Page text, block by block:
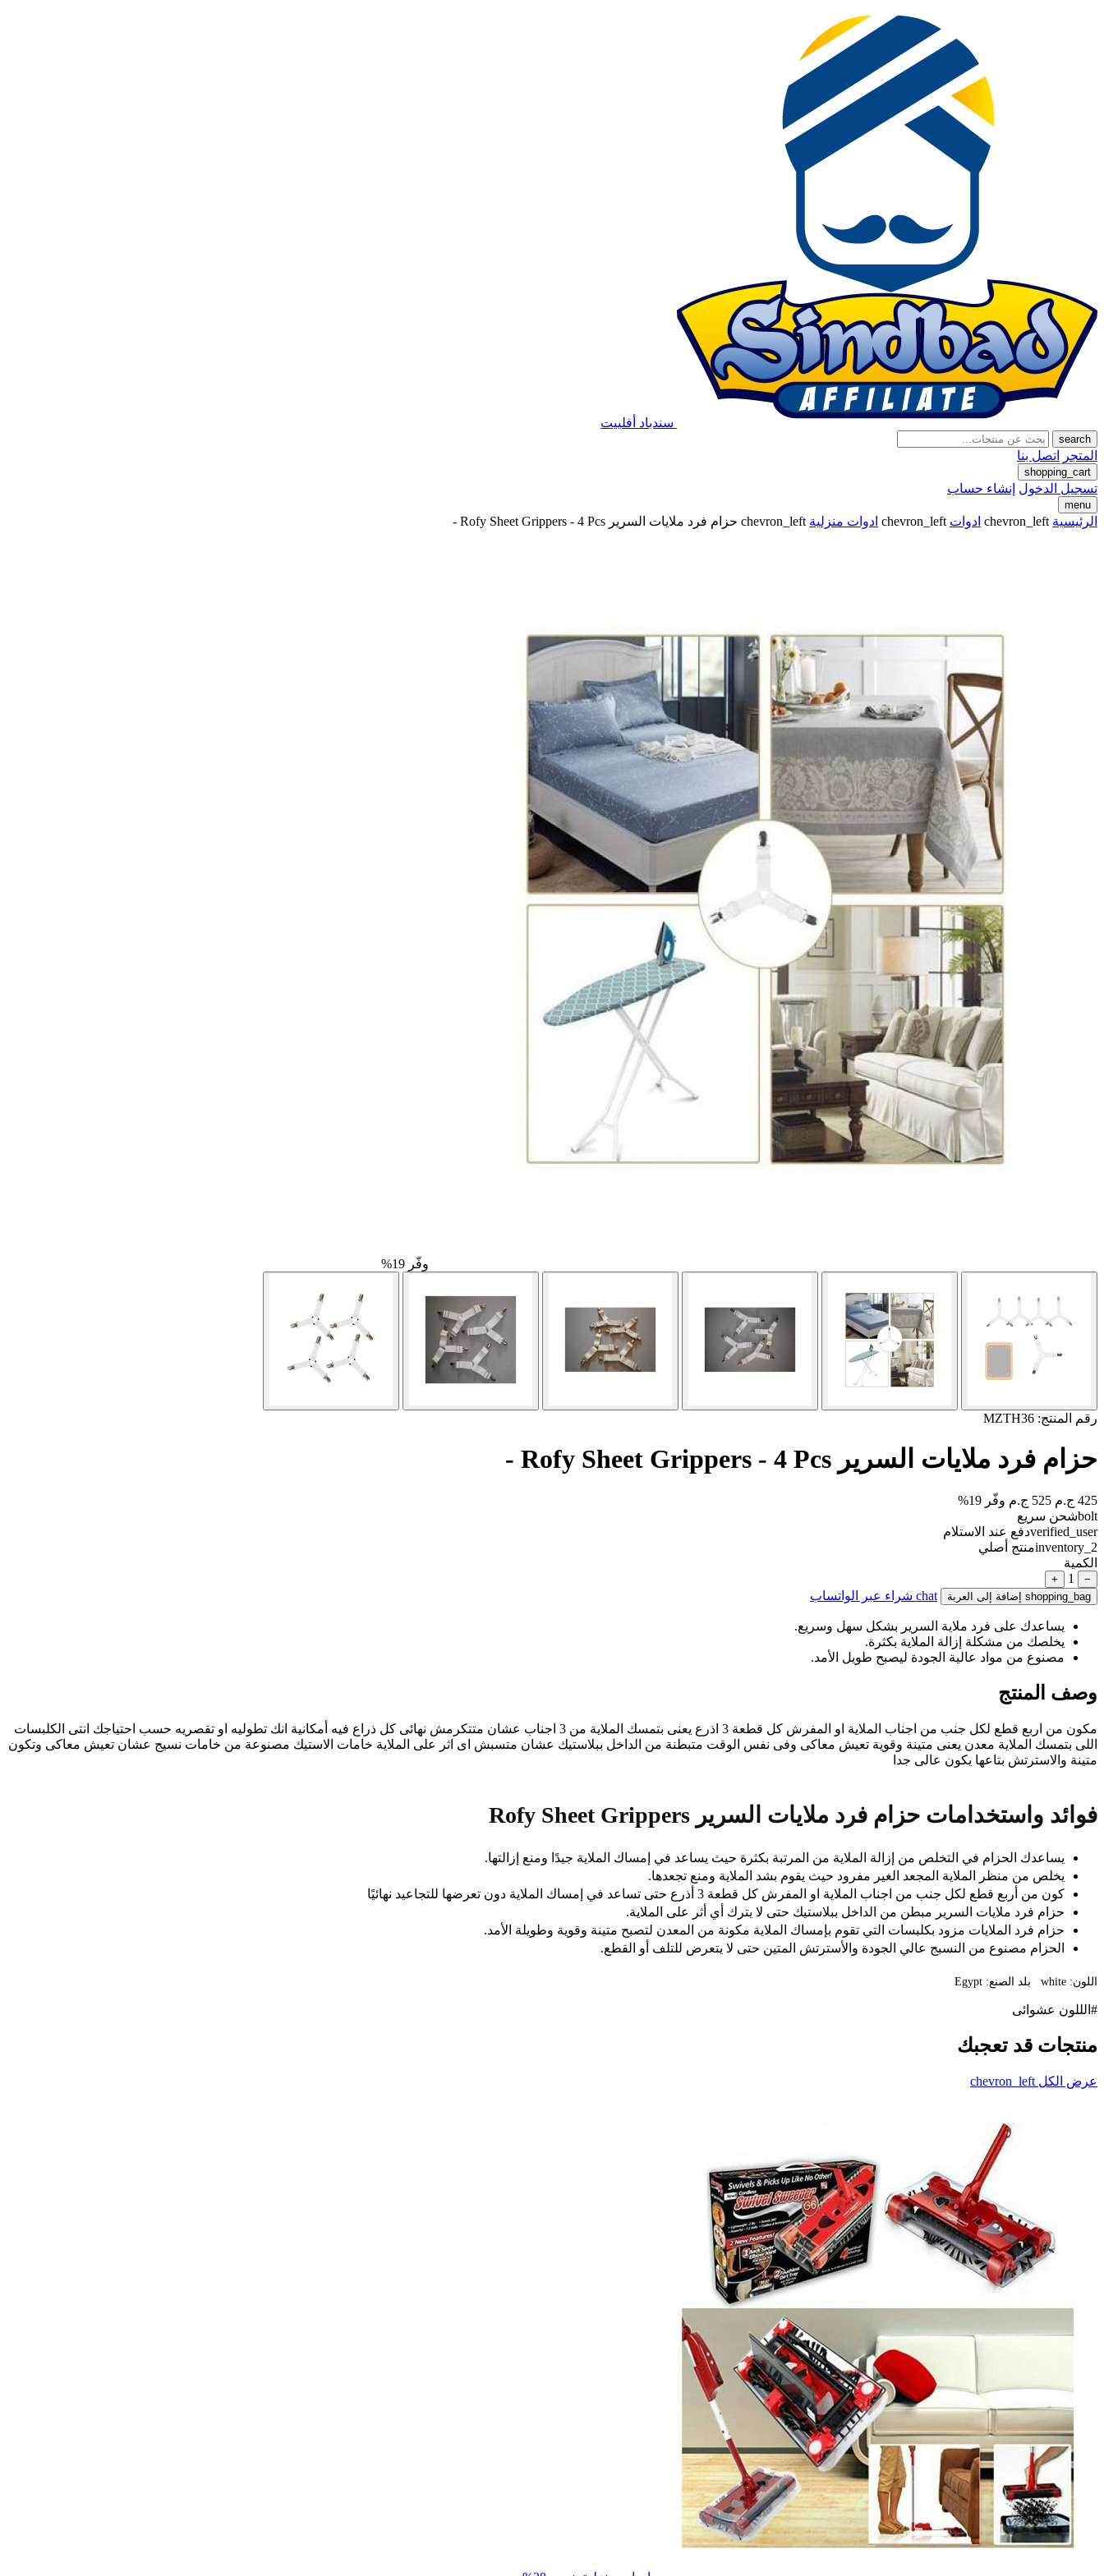
سندباد أفلييت
search
المتجر اتصل بنا
shopping_cart
تسجيل الدخول إنشاء حساب
menu
الرئيسية chevron_left ادوات chevron_left ادوات منزلية chevron_left حزام فرد ملايات السرير Rofy Sheet Grippers - 4 Pcs -
وفّر 19%
رقم المنتج: MZTH36
حزام فرد ملايات السرير Rofy Sheet Grippers - 4 Pcs -
425 ج.م 525 ج.م
وفّر 19%
boltشحن سريع
verified_userدفع عند الاستلام
inventory_2منتج أصلي
الكمية
−
1
+
shopping_bag إضافة إلى العربة chat شراء عبر الواتساب
يساعدك على فرد ملاية السرير بشكل سهل وسريع.
يخلصك من مشكلة إزالة الملاية بكثرة.
مصنوع من مواد عالية الجودة ليصبح طويل الأمد.
وصف المنتج
مكون من اربع قطع لكل جنب من اجناب الملاية او المفرش كل قطعة 3 اذرع يعنى بتمسك الملاية من 3 اجناب عشان متتكرمش نهائى كل ذراع فيه أمكانية انك تطوليه او تقصريه حسب احتياجك انتى الكلبسات
اللى بتمسك الملاية معدن يعنى متينة وقوية تعيش معاكى وفى نفس الوقت متبطنة من الداخل ببلاستيك عشان متسبش اى اثر على الملاية خامات الاستيك مصنوعة من خامات نسيج عشان تعيش معاكى وتكون
متينة والاسترتش بتاعها يكون عالى جدا
فوائد واستخدامات حزام فرد ملايات السرير Rofy Sheet Grippers
يساعدك الحزام في التخلص من إزالة الملاية من المرتبة بكثرة حيث يساعد في إمساك الملاية جيدًا ومنع إزالتها.
يخلص من منظر الملاية المجعد الغير مفرود حيث يقوم بشد الملاية ومنع تجعدها.
كون من أربع قطع لكل جنب من اجناب الملاية او المفرش كل قطعة 3 أذرع حتى تساعد في إمساك الملاية دون تعرضها للتجاعيد نهائيًا
حزام فرد ملايات السرير مبطن من الداخل ببلاستيك حتى لا يترك أي أثر على الملاية.
حزام فرد الملايات مزود بكلبسات التي تقوم بإمساك الملاية مكونة من المعدن لتصبح متينة وقوية وطويلة الأمد.
الحزام مصنوع من النسبج عالي الجودة والأسترتش المتين حتى لا يتعرض للتلف أو القطع.
اللون: white بلد الصنع: Egypt
#الللون عشوائى
منتجات قد تعجبك
عرض الكل chevron_left